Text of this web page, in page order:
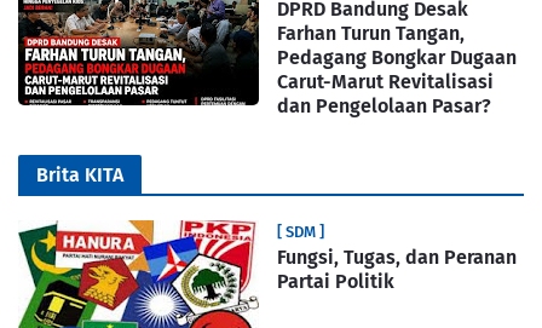
DPRD Bandung Desak
Farhan Turun Tangan,
Pedagang Bongkar Dugaan
Carut-Marut Revitalisasi
dan Pengelolaan Pasar?
Brita KITA
[ SDM ]
Fungsi, Tugas, dan Peranan
Partai Politik